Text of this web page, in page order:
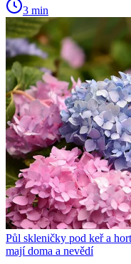
3 min
Půl skleničky pod keř a
mají doma a nevědí